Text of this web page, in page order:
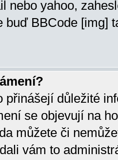
nebo yahoo,
buď BBCode [img]
přinášejí důležité
se objevují na
můžete či
vám to